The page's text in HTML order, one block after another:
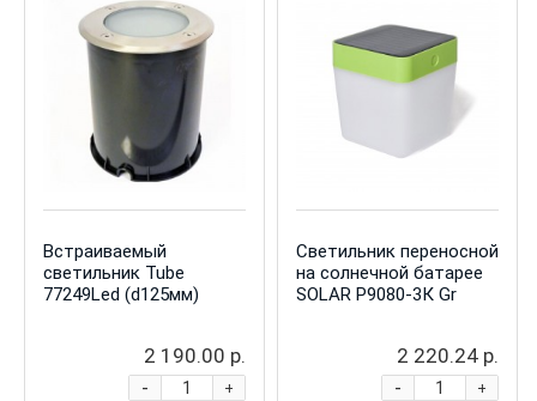
Встраиваемый
светильник Tube
77249Led (d125мм)
2 190.00 р.
+
-
Светильник переносной
на солнечной батарее
SOLAR Р9080-3К Gr
2 220.24 р.
+
-